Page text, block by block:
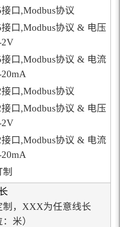
口,Modbus协议
接口,Modbus协议 & 电压
接口,Modbus协议 & 电流
口,Modbus协议
接口,Modbus协议 & 电压
接口,Modbus协议 & 电流
制，XXX为任意线长
：米）